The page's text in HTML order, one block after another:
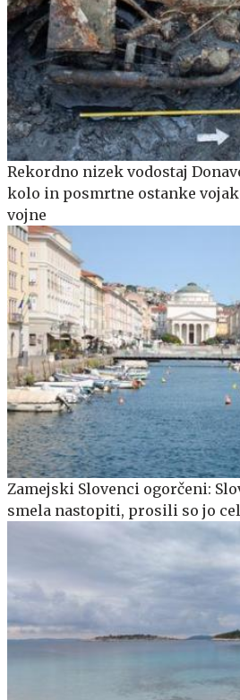
Rekordno nizek vodostaj
kolo in posmrtne ostanke
vojne
Zamejski Slovenci ogorčeni:
smela nastopiti, prosili so jo